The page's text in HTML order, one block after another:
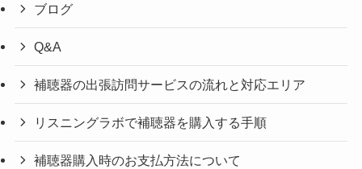
ブログ
Q&A
補聴器の出張訪問サービスの流れと対応エリア
リスニングラボで補聴器を購入する手順
補聴器購入時のお支払方法について